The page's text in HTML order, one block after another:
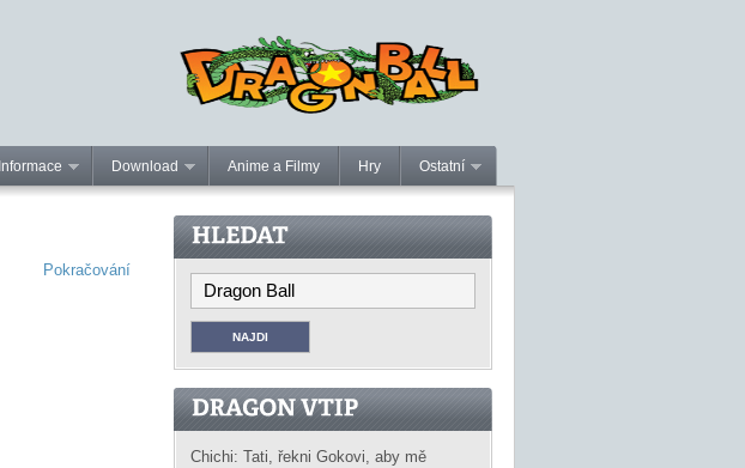
Informace Download Anime a Filmy Hry Ostatní
Pokračování
Chichi: Tati, řekni Gokovi, aby mě